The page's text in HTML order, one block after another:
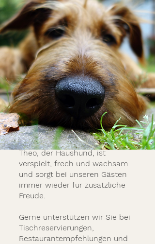
Theo, der Haushund, ist
verspielt, frech und wachsam
und sorgt bei unseren Gästen
immer wieder für zusätzliche
Freude.
Gerne unterstützen wir Sie bei
Tischreservierungen,
Restaurantempfehlungen und